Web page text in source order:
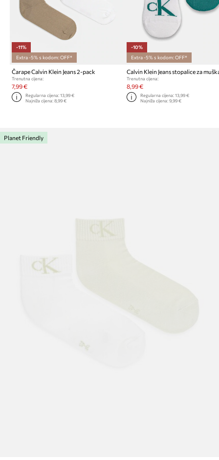
-11%
Extra -5% s kodom: OFF*
Čarape Calvin Klein Jeans 2-pack
Trenutna cijena:
7,99 €
Regularna cijena:13,99 €
Najniža cijena:8,99 €
-10%
Extra -5% s kodom: OFF*
Trenutna cijena:
8,99 €
Regularna cijena: 13,99 €
Najniža cijena: 9,99 €
Planet Friendly